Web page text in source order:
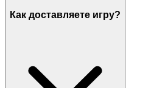
Как доставляете игру?